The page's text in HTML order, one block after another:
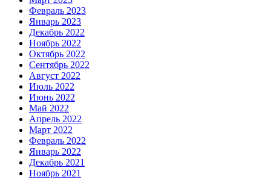
Февраль 2023
Январь 2023
Декабрь 2022
Ноябрь 2022
Октябрь 2022
Сентябрь 2022
Август 2022
Июль 2022
Июнь 2022
Май 2022
Апрель 2022
Март 2022
Февраль 2022
Январь 2022
Декабрь 2021
Ноябрь 2021